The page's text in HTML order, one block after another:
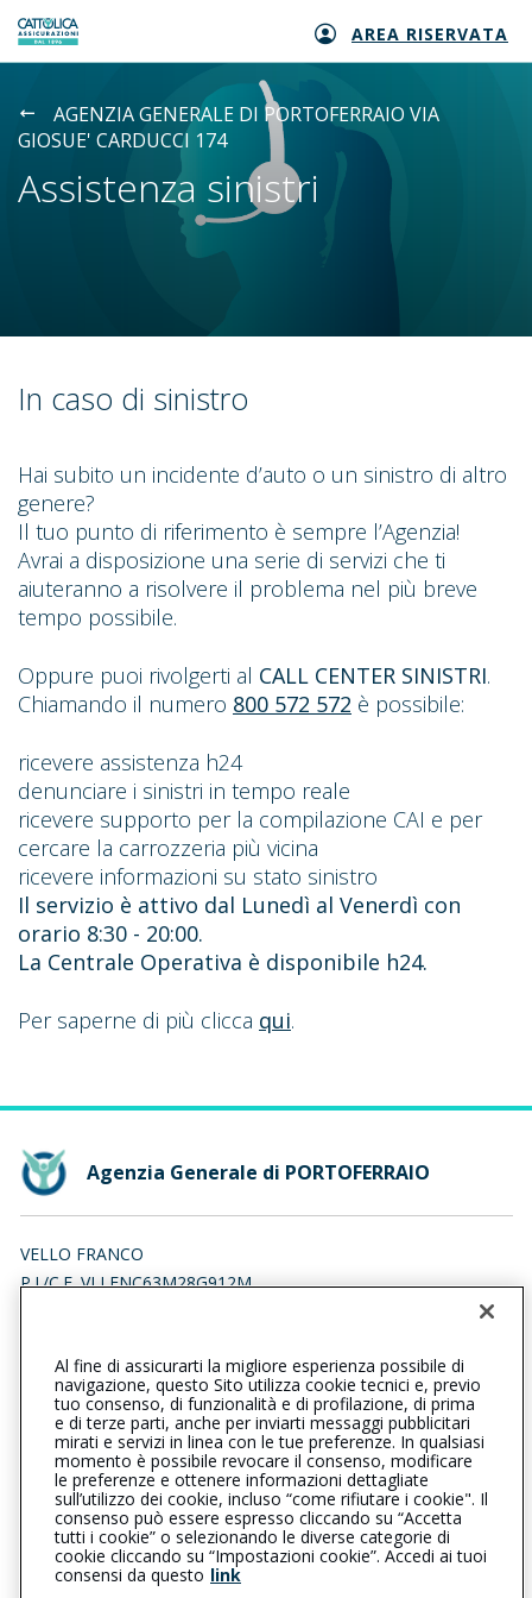
Generali logo AREA RISERVATA
AGENZIA GENERALE DI PORTOFERRAIO VIA
GIOSUE' CARDUCCI 174
Assistenza sinistri
In caso di sinistro
Hai subito un incidente d’auto o un sinistro di altro
genere?
Il tuo punto di riferimento è sempre l’Agenzia!
Avrai a disposizione una serie di servizi che ti
aiuteranno a risolvere il problema nel più breve
tempo possibile.
Oppure puoi rivolgerti al CALL CENTER SINISTRI.
Chiamando il numero 800 572 572 è possibile:
ricevere assistenza h24
denunciare i sinistri in tempo reale
ricevere supporto per la compilazione CAI e per
cercare la carrozzeria più vicina
ricevere informazioni su stato sinistro
Il servizio è attivo dal Lunedì al Venerdì con
orario 8:30 - 20:00.
La Centrale Operativa è disponibile h24.
Per saperne di più clicca qui.
Agenzia Generale di PORTOFERRAIO
VELLO FRANCO
P.I./C.F. VLLFNC63M28G912M
0565915796
portoferraio@cattolica.it
francovello@livornopec.it
L’intermediario è soggetto al controllo dell’IVASS. Consulta il
Registro RUI al seguentelink
Al fine di assicurarti la migliore esperienza possibile di
navigazione, questo Sito utilizza cookie tecnici e, previo
tuo consenso, di funzionalità e di profilazione, di prima
e di terze parti, anche per inviarti messaggi pubblicitari
mirati e servizi in linea con le tue preferenze. In qualsiasi
momento è possibile revocare il consenso, modificare
le preferenze e ottenere informazioni dettagliate
sull’utilizzo dei cookie, incluso “come rifiutare i cookie". Il
consenso può essere espresso cliccando su “Accetta
tutti i cookie” o selezionando le diverse categorie di
cookie cliccando su “Impostazioni cookie”. Accedi ai tuoi
consensi da questo link